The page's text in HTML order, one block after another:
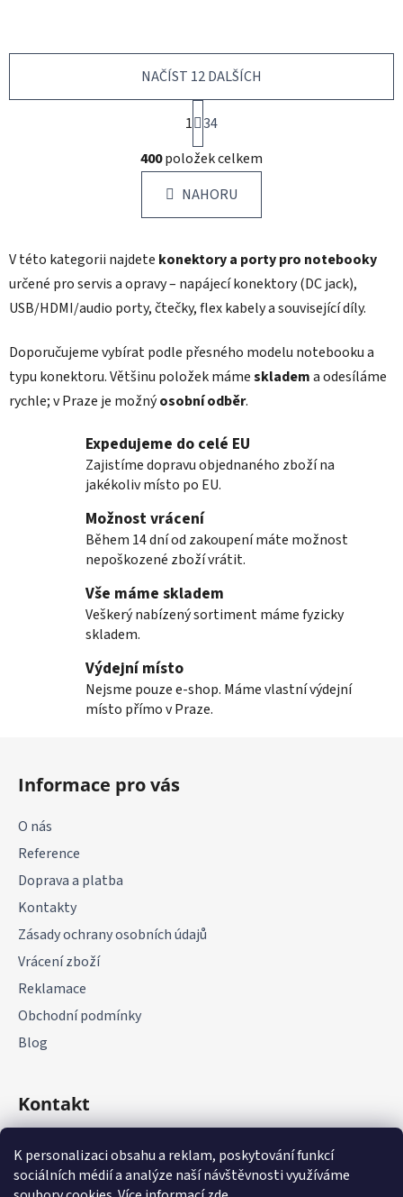
K personalizaci obsahu a reklam, poskytování funkcí
sociálních médií a analýze naší návštěvnosti využíváme
O
v
l
á
d
c
í
p
k
y
v
p
i
s
NAČÍST 12 DALŠÍCH
S
t
r
á
n
k
n
í
1 34
400položek celkem
NAHORU
V této kategorii najdete konektory a porty pro notebooky
určené pro servis a opravy – napájecí konektory (DC jack),
USB/HDMI/audio porty, čtečky, flex kabely a související díly.
Doporučujeme vybírat podle přesného modelu notebooku a
typu konektoru. Většinu položek mámeskladema odesíláme
rychle; v Praze je možnýosobní odběr.
Expedujeme do celé EU
Zajistíme dopravu objednaného zboží na
jakékoliv místo po EU.
Možnost vrácení
Během 14 dní od zakoupení máte možnost
nepoškozené zboží vrátit.
Vše máme skladem
Veškerý nabízený sortiment máme fyzicky
skladem.
Výdejní místo
Nejsme pouze e-shop. Máme vlastní výdejní
místo přímo v Praze.
Informace pro vás
O nás
Reference
Doprava a platba
Kontakty
Zásady ochrany osobních údajů
Vrácení zboží
Reklamace
Obchodní podmínky
Blog
Kontakt
+420 775 177 085